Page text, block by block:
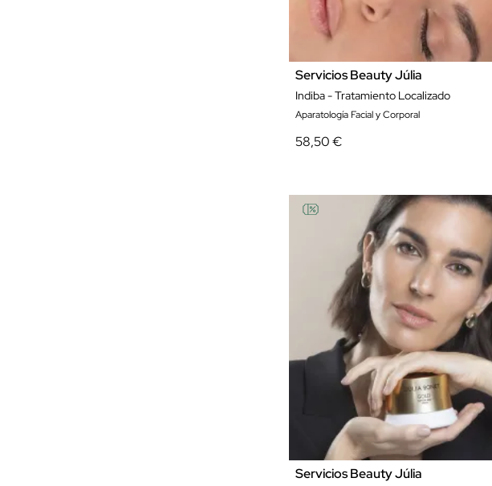
Servicios Beauty Júlia
Indiba - Tratamiento Localizado
Aparatología Facial y Corporal
58,50 €
Servicios Beauty Júlia